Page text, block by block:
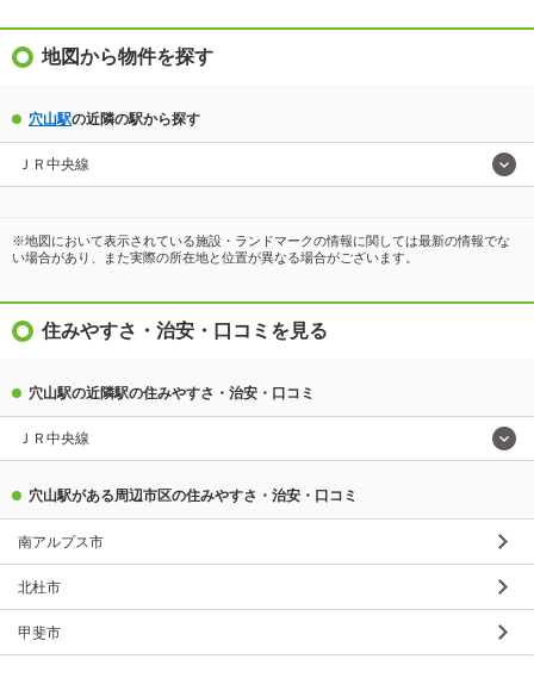
地図から物件を探す
穴山駅の近隣の駅から探す
ＪＲ中央線
※地図において表示されている施設・ランドマークの情報に関しては最新の情報でな
い場合があり、また実際の所在地と位置が異なる場合がございます。
住みやすさ・治安・口コミを見る
穴山駅の近隣駅の住みやすさ・治安・口コミ
ＪＲ中央線
穴山駅がある周辺市区の住みやすさ・治安・口コミ
南アルプス市
北杜市
甲斐市